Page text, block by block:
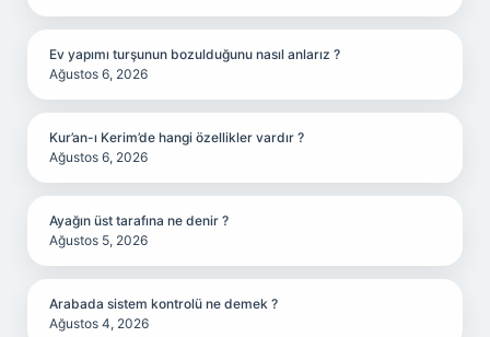
Ev yapımı turşunun bozulduğunu nasıl anlarız ?
Ağustos 6, 2026
Kur’an-ı Kerim’de hangi özellikler vardır ?
Ağustos 6, 2026
Ayağın üst tarafına ne denir ?
Ağustos 5, 2026
Arabada sistem kontrolü ne demek ?
Ağustos 4, 2026